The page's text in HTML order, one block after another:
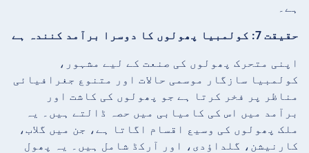
ہے۔
حقیقت 7: کولمبیا پھولوں کا دوسرا برآمد کنندہ ہے
اپنی متحرک پھولوں کی صنعت کے لیے مشہور،
کولمبیا سازگار موسمی حالات اور متنوع جغرافیائی
مناظر پر فخر کرتا ہے جو پھولوں کی کاشت اور
برآمد میں اس کی کامیابی میں حصہ ڈالتے ہیں۔ یہ
ملک پھولوں کی وسیع اقسام اگاتا ہے، جن میں گلاب،
کارنیشن، گلداؤدی، اور آرکڈ شامل ہیں۔ یہ پھول